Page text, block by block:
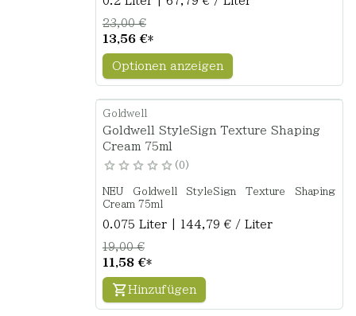
13,56 €*
23,00 €
Optionen anzeigen
Goldwell
Goldwell StyleSign Texture Shaping
Cream 75ml
0
NEU Goldwell StyleSign Texture Shaping
Cream 75ml
0.075 Liter | 144,79 € / Liter
11,58 €*
19,00 €
Hinzufügen